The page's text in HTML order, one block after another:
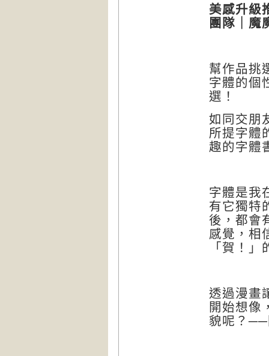
美感升級
團隊｜魔
幫作品挑
字體的個
選！
如同交朋
所提字體
趣的字體
字體是我
有它獨特
後，都會
感覺，相
「賀！」
透過漫畫
開始想像
貌呢？ ──